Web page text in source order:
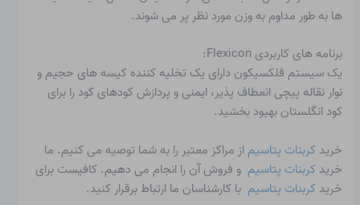
ها به طور مداوم به وزن مورد نظر پر می شوند.
برنامه های کاربردی Flexicon:
یک سیستم فلکسیکون دارای یک تخلیه کننده کیسه های حجیم و
نوار نقاله پیچی انعطاف پذیر، ایمنی و پردازش کودهای کود را برای
کود انگلستان بهبود بخشید.
خرید کربنات پتاسیم از مراکز معتبر را به شما توصیه می کنیم. ما
خرید کربنات پتاسیم و فروش آن را انجام می دهیم. کافیست برای
خرید کربنات پتاسیم با کارشناسان ما ارتباط برقرار کنید.